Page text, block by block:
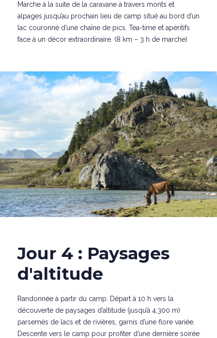
Marche à la suite de la caravane à travers monts et
alpages jusqu’au prochain lieu de camp situé au bord d’un
lac couronné d’une chaîne de pics. Tea-time et apéritifs
face à un décor extraordinaire. (8 km – 3 h de marche)
Jour 4 : Paysages
d'altitude
Randonnée à partir du camp. Départ à 10 h vers la
découverte de paysages d’altitude (jusqu’à 4,300 m)
parsemés de lacs et de rivières, garnis d’une flore variée.
Descente vers le camp pour profiter d’une dernière soirée